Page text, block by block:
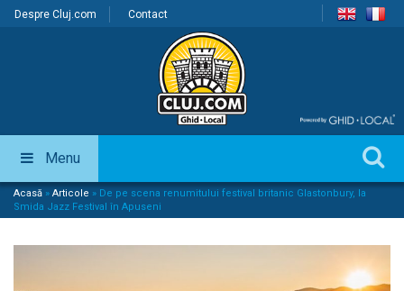
Despre Cluj.com Contact
Menu
Acasă » Articole » De pe scena renumitului festival britanic Glastonbury, la
Smida Jazz Festival în Apuseni